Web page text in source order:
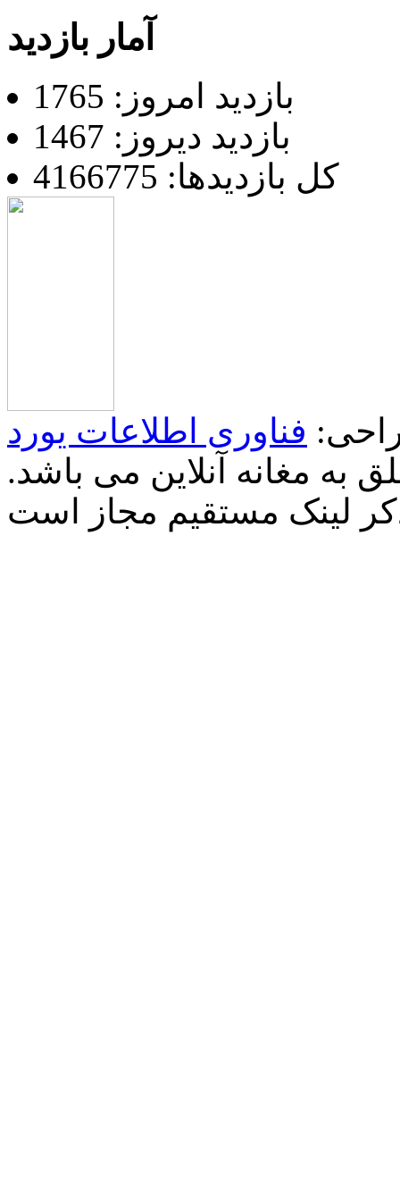
آمار بازدید
بازدید امروز: 1765
بازدید دیروز: 1467
کل بازدیدها: 4166775
فناوری اطلاعات یورد
به مغانه آنلاین می باشد.